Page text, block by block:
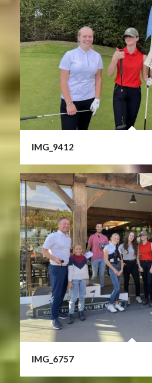
IMG_9412
IMG_6757